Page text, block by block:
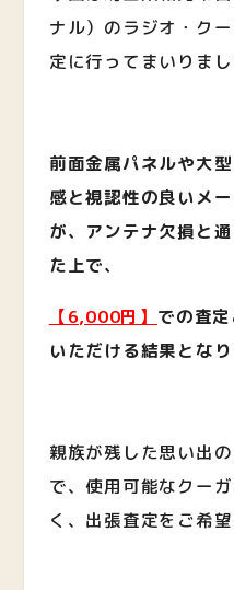
ナル）のラジオ・ク
定に行ってまいりまし
前面金属パネルや大
感と視認性の良いメ
が、アンテナ欠損と
た上で、
【6,000円】 での査
いただける結果となり
親族が残した思い出
で、使用可能なクー
く、出張査定をご希望